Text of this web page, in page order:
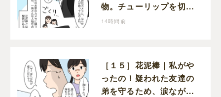
物。チューリップを切っ
た犯人につながる証拠に
14時間前
［１５］花泥棒｜私がや
ったの！疑われた友達の
弟を守るため、涙ながら